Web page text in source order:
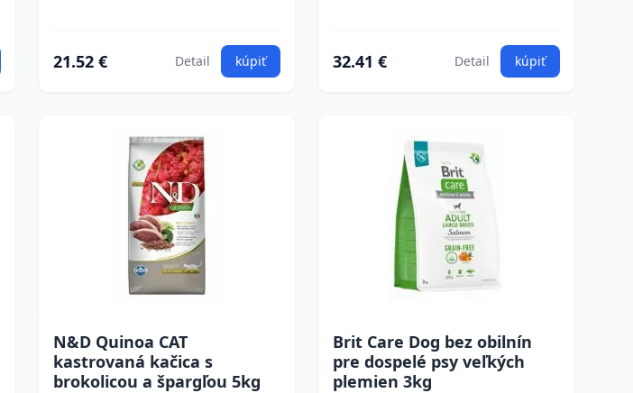
21.52 € Detail kúpiť 32.41 € Detail kúpiť
N&D Quinoa CAT
kastrovaná kačica s
brokolicou a špargľou 5kg
Brit Care Dog bez obilnín
pre dospelé psy veľkých
plemien 3kg